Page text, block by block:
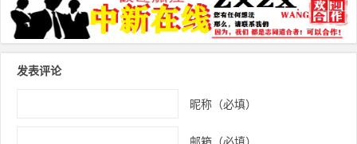
发表评论
昵称（必填）
邮箱（必填）